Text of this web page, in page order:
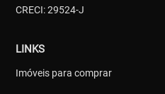
CRECI: 29524-J
LINKS
Imóveis para comprar